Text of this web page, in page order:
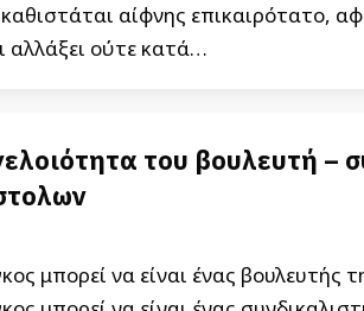
αίφνης επικαιρότατο,
αλλάξει ούτε κατά…
του βουλευτή –
μπορεί να είναι ένας βουλευτής